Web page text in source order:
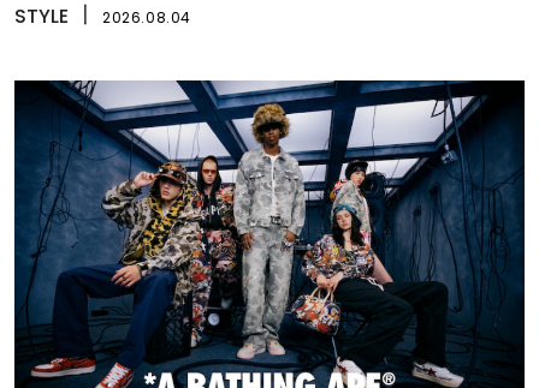
STYLE 2026.08.04